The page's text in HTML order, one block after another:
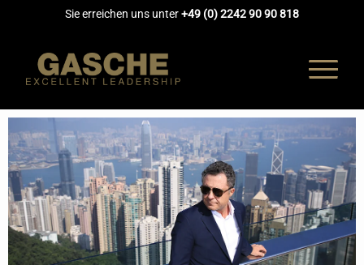
Sie erreichen uns unter+49 (0) 2242 90 90 818
COACHING